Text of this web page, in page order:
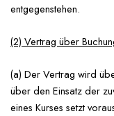
entgegenstehen.
(2) Vertrag über
(a) Der Vertrag wird
über den Einsatz der
eines Kurses setzt